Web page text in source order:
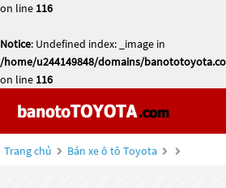
on line 116
Notice: Undefined index: _image in
/home/u244149848/domains/
on line 116
Trang chủ Bán xe ô tô Toyota